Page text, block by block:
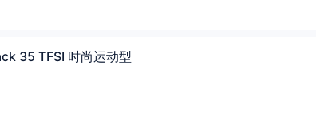
35 TFSI 时尚运动型